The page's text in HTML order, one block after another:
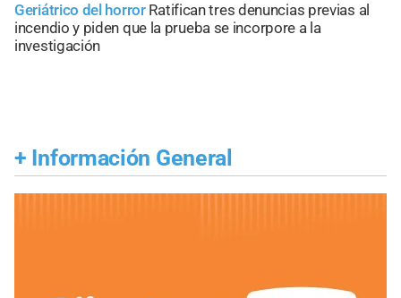
Geriátrico del horror Ratifican tres denuncias previas al
incendio y piden que la prueba se incorpore a la
investigación
+ Información General